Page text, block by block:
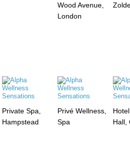
Wood Avenue,
London
Private Spa,
Hampstead
Privé Wellness,
Spa
Hall,